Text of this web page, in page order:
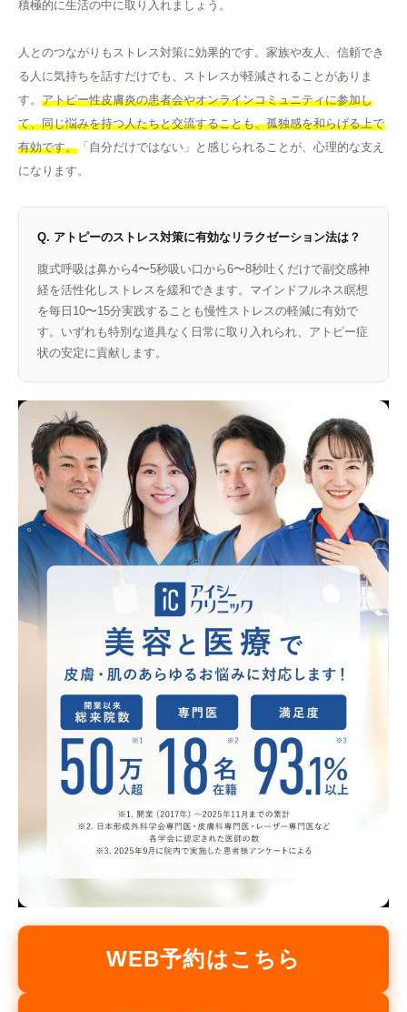
積極的に生活の中に取り入れましょう。
人とのつながりもストレス対策に効果的です。家族や友人、信頼でき
る人に気持ちを話すだけでも、ストレスが軽減されることがありま
す。 アトピー性皮膚炎の患者会やオンラインコミュニティに参加し
て、同じ悩みを持つ人たちと交流することも、孤独感を和らげる上で
有効です。 「自分だけではない」と感じられることが、心理的な支え
になります。
Q. アトピーのストレス対策に有効なリラクゼーション法は？
腹式呼吸は鼻から4〜5秒吸い口から6〜8秒吐くだけで副交感神
経を活性化しストレスを緩和できます。マインドフルネス瞑想
を毎日10〜15分実践することも慢性ストレスの軽減に有効で
す。いずれも特別な道具なく日常に取り入れられ、アトピー症
状の安定に貢献します。
WEB予約はこちら